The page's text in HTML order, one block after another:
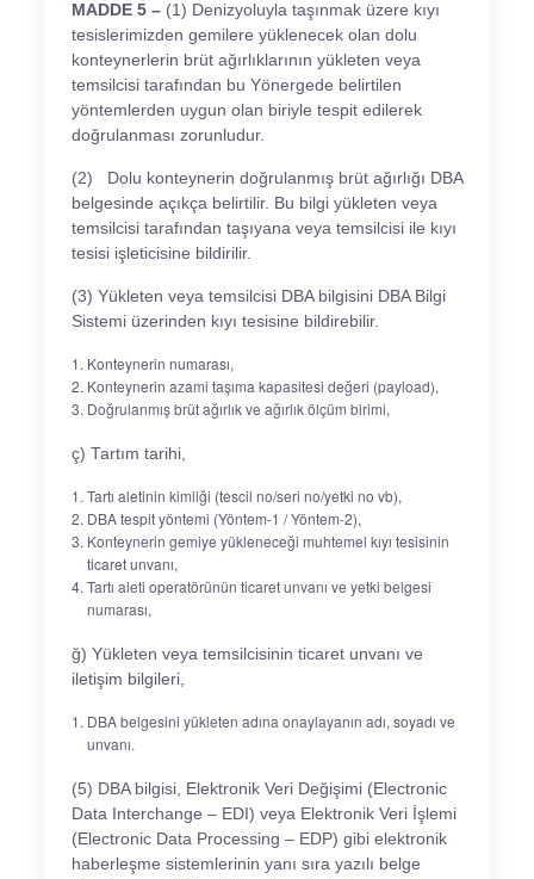
MADDE 5 – (1) Denizyoluyla taşınmak üzere kıyı
tesislerimizden gemilere yüklenecek olan dolu
konteynerlerin brüt ağırlıklarının yükleten veya
temsilcisi tarafından bu Yönergede belirtilen
yöntemlerden uygun olan biriyle tespit edilerek
doğrulanması zorunludur.
(2) Dolu konteynerin doğrulanmış brüt ağırlığı DBA
belgesinde açıkça belirtilir. Bu bilgi yükleten veya
temsilcisi tarafından taşıyana veya temsilcisi ile kıyı
tesisi işleticisine bildirilir.
(3) Yükleten veya temsilcisi DBA bilgisini DBA Bilgi
Sistemi üzerinden kıyı tesisine bildirebilir.
Konteynerin numarası,
Konteynerin azami taşıma kapasitesi değeri (payload),
Doğrulanmış brüt ağırlık ve ağırlık ölçüm birimi,
ç) Tartım tarihi,
Tartı aletinin kimliği (tescil no/seri no/yetki no vb),
DBA tespit yöntemi (Yöntem-1 / Yöntem-2),
Konteynerin gemiye yükleneceği muhtemel kıyı tesisinin
ticaret unvanı,
Tartı aleti operatörünün ticaret unvanı ve yetki belgesi
numarası,
ğ) Yükleten veya temsilcisinin ticaret unvanı ve
iletişim bilgileri,
DBA belgesini yükleten adına onaylayanın adı, soyadı ve
unvanı.
(5) DBA bilgisi, Elektronik Veri Değişimi (Electronic
Data Interchange – EDI) veya Elektronik Veri İşlemi
(Electronic Data Processing – EDP) gibi elektronik
haberleşme sistemlerinin yanı sıra yazılı belge